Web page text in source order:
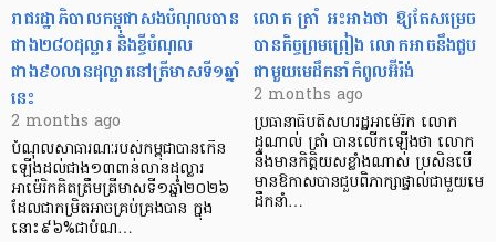
រាជរដ្ឋាភិបាលកម្ពុជាសងបំណុលបាន
ជាង២៨០ដុល្លារ និងខ្ចីបំណុល
ជាង៩០លានដុល្លារនៅត្រីមាសទី១ឆ្នាំ
នេះ
2 months ago
បំណុលសាធារណៈរបស់កម្ពុជាបានកើន
ឡើងដល់ជាង១៣ពាន់លានដុល្លារ
អាម៉េរិកគិតត្រឹមត្រីមាសទី១ឆ្នាំ២០២៦
ដែលជាកម្រិតអាចគ្រប់គ្រងបាន ក្នុង
នោះ៩៦%ជាបំណ…
លោក ត្រាំ អះអាងថា ឱ្យតែសម្រេច
បានកិច្ចព្រមព្រៀង លោកអាចនឹងជួប
ជាមួយមេដឹកនាំកំពូលអ៊ីរ៉ង់
2 months ago
ប្រធានាធិបតីសហរដ្ឋអាម៉េរិក លោក
ដូណាល់ ត្រាំ បានលើកឡើងថា លោក
នឹងមានកិត្តិយសខ្លាំងណាស់ ប្រសិនបើ
មានឱកាសបានជួបពិភាក្សាផ្ទាល់ជាមួយមេ
ដឹកនាំ…